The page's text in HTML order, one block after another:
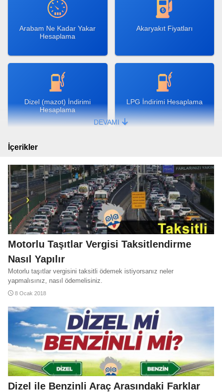
Arabam Ne Kadar Yakar
Hesaplama
Akaryakıt Fiyatları
Dizel (mazot) İndirimi
Hesaplama
LPG İndirimi Hesaplama
Motorin Zammı Hesaplama LPG Zammı Hesaplama
Benzin Zammı Hesaplama Benzin İndirimi Hesaplama
DEVAMI
İçerikler
Motorlu Taşıtlar Vergisi Taksitlendirme
Nasıl Yapılır
Motorlu taşıtlar vergisini taksitli ödemek istiyorsanız neler
yapmalısınız, nasıl ödemelisiniz.
8 Ocak 2018
Dizel ile Benzinli Araç Arasındaki Farklar